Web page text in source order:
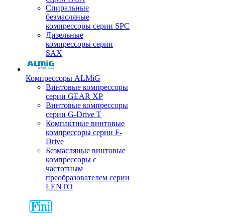
Спиральные
безмасляные
компрессоры серии SPC
Дизельные
компрессоры серии
SAX
Компрессоры ALMiG
Винтовые компрессоры
серии GEAR XP
Винтовые компрессоры
серии G-Drive T
Компактные винтовые
компрессоры серии F-
Drive
Безмасляные винтовые
компрессоры с
частотным
преобразователем серии
LENTO